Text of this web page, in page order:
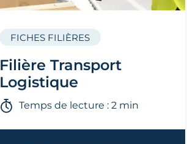
Filière Transport
Logistique
FICHES FILIÈRES
Temps de lecture : 2 min